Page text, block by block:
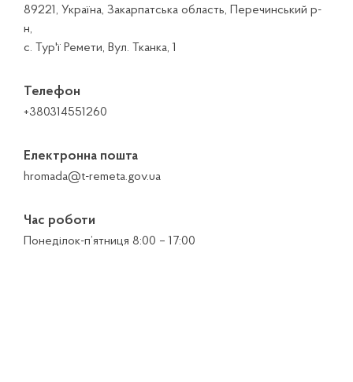
89221, Україна, Закарпатська область, Перечинський р-
н,
с. Тур'ї Ремети, Вул. Тканка, 1
Телефон
+380314551260
Електронна пошта
hromada@t-remeta.gov.ua
Час роботи
Понеділок-п’ятниця 8:00 – 17:00